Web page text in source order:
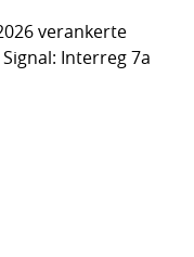
verankerte
Interreg 7a